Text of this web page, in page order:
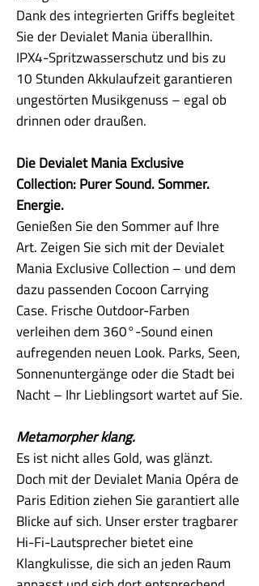
Dank des integrierten Griffs begleitet
Sie der Devialet Mania überallhin.
IPX4-Spritzwasserschutz und bis zu
10 Stunden Akkulaufzeit garantieren
ungestörten Musikgenuss – egal ob
drinnen oder draußen.
Die Devialet Mania Exclusive
Collection: Purer Sound. Sommer.
Energie.
Genießen Sie den Sommer auf Ihre
Art. Zeigen Sie sich mit der Devialet
Mania Exclusive Collection – und dem
dazu passenden Cocoon Carrying
Case. Frische Outdoor-Farben
verleihen dem 360°-Sound einen
aufregenden neuen Look. Parks, Seen,
Sonnenuntergänge oder die Stadt bei
Nacht – Ihr Lieblingsort wartet auf Sie.
Metamorpher klang.
Es ist nicht alles Gold, was glänzt.
Doch mit der Devialet Mania Opéra de
Paris Edition ziehen Sie garantiert alle
Blicke auf sich. Unser erster tragbarer
Hi-Fi-Lautsprecher bietet eine
Klangkulisse, die sich an jeden Raum